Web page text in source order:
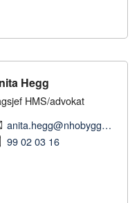
Hegg
HMS/advokat
anita.hegg@nhobyggenaringen.no
99 02 03 16